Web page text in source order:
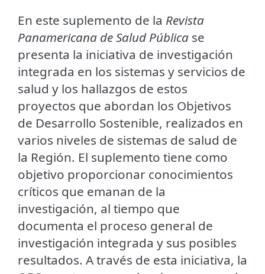
En este suplemento de la Revista
Panamericana de Salud Pública se
presenta la iniciativa de investigación
integrada en los sistemas y servicios de
salud y los hallazgos de estos
proyectos que abordan los Objetivos
de Desarrollo Sostenible, realizados en
varios niveles de sistemas de salud de
la Región. El suplemento tiene como
objetivo proporcionar conocimientos
críticos que emanan de la
investigación, al tiempo que
documenta el proceso general de
investigación integrada y sus posibles
resultados. A través de esta iniciativa, la